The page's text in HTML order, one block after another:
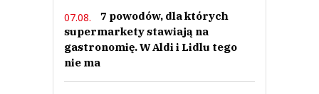
07.08.
7 powodów, dla których
supermarkety stawiają na
gastronomię. W Aldi i Lidlu tego
nie ma